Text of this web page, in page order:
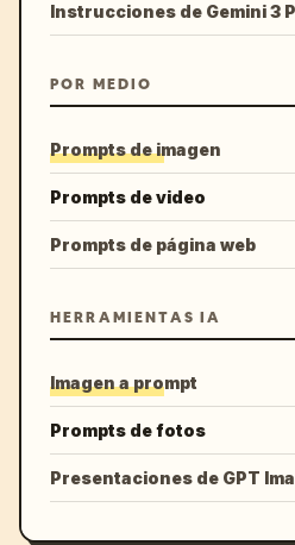
Instrucciones de Gemini 3
POR MEDIO
Prompts de imagen
Prompts de video
Prompts de página web
HERRAMIENTAS IA
Imagen a prompt
Prompts de fotos
Presentaciones de GPT